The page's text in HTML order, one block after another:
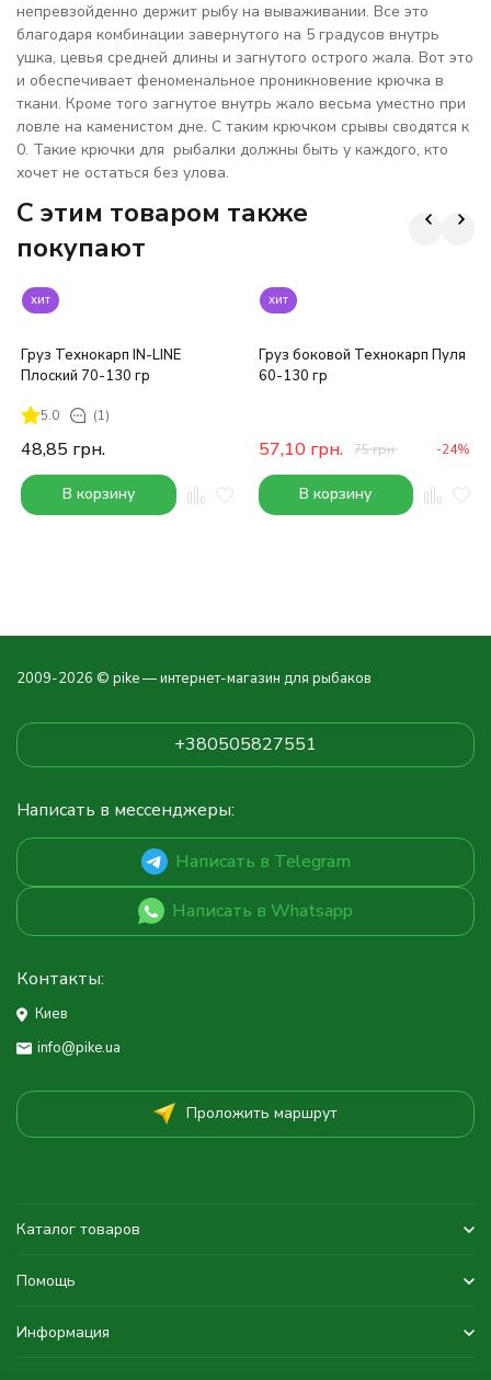
непревзойденно держит рыбу на вываживании. Все это
благодаря комбинации завернутого на 5 градусов внутрь
ушка, цевья средней длины и загнутого острого жала. Вот это
и обеспечивает феноменальное проникновение крючка в
ткани. Кроме того загнутое внутрь жало весьма уместно при
ловле на каменистом дне. С таким крючком срывы сводятся к
0. Такие крючки для рыбалки должны быть у каждого, кто
хочет не остаться без улова.
C этим товаром также
покупают
хит
Груз Технокарп IN-LINE
Плоский 70-130 гр
5.0 (1)
48,85 грн.
В корзину
хит
Груз боковой Технокарп Пуля
60-130 гр
57,10 грн. 75грн. -24%
В корзину
2009-2026 © pike — интернет-магазин для рыбаков
+380505827551
Написать в мессенджеры:
Написать в Telegram
Написать в Whatsapp
Контакты:
Киев
info@pike.ua
Проложить маршрут
Каталог товаров
Помощь
Информация